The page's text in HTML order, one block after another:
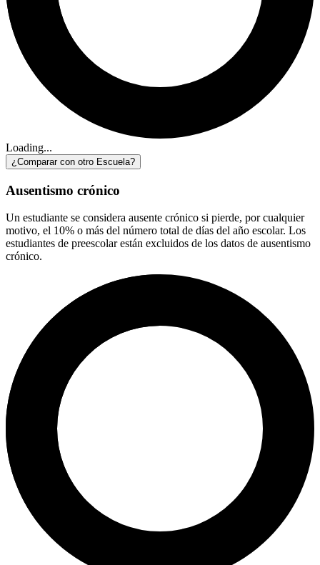
Loading...
¿Comparar con otro Escuela?
Ausentismo crónico
Un estudiante se considera ausente crónico si pierde, por cualquier
motivo, el 10% o más del número total de días del año escolar. Los
estudiantes de preescolar están excluidos de los datos de ausentismo
crónico.